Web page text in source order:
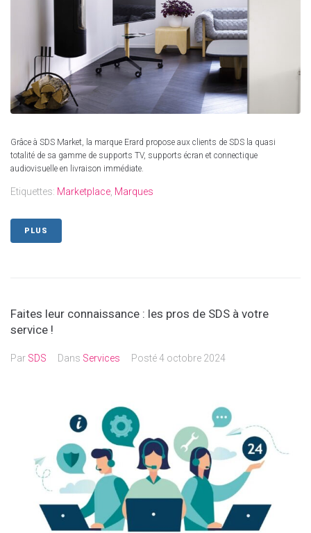
Grâce à SDS Market, la marque Erard propose aux clients de SDS la quasi
totalité de sa gamme de supports TV, supports écran et connectique
audiovisuelle en livraison immédiate.
Etiquettes: Marketplace, Marques
PLUS
Faites leur connaissance : les pros de SDS à votre
service !
Par SDS Dans Services Posté4 octobre 2024